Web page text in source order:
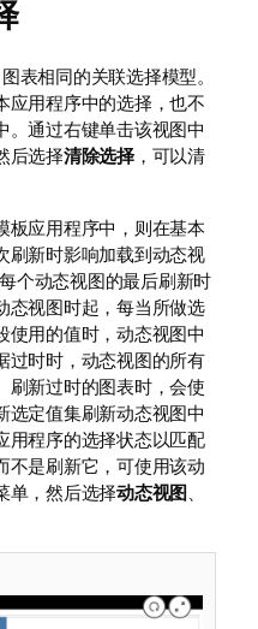
图表相同的关联选择模型。
应用程序中的选择 ，也不
。通过右键单击该视图中
后选择清除选择，可以清
板应用程序中，则在基本
刷新时影响加载到动态视
个动态视图的最后刷新时
态视图时起，每当所做选
使用的值时，动态视图中
过时时，动态视图的所有
刷新过时的图表时，会使
选定值集刷新动态视图中
用程序的选择状态以匹配
不是刷新它，可使用该动
单，然后选择动态视图